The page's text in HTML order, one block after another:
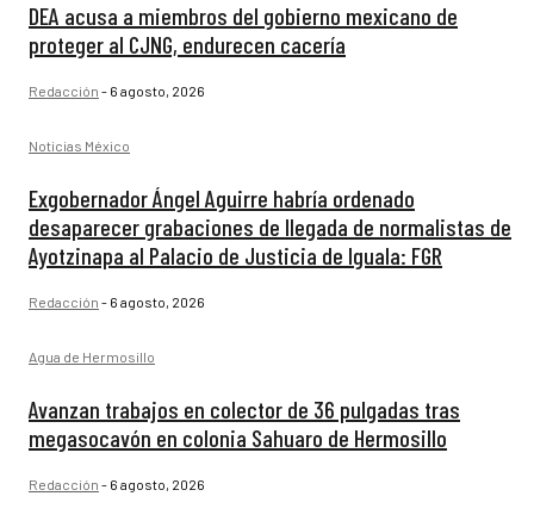
DEA acusa a miembros del gobierno mexicano de
proteger al CJNG, endurecen cacería
Redacción - 6 agosto, 2026
Noticias México
Exgobernador Ángel Aguirre habría ordenado
desaparecer grabaciones de llegada de normalistas de
Ayotzinapa al Palacio de Justicia de Iguala: FGR
Redacción - 6 agosto, 2026
Agua de Hermosillo
Avanzan trabajos en colector de 36 pulgadas tras
megasocavón en colonia Sahuaro de Hermosillo
Redacción - 6 agosto, 2026